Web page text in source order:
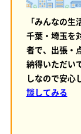
「みんなの
千葉・埼玉を
者で、出張・
納得いただい
しなので安心
談してみる